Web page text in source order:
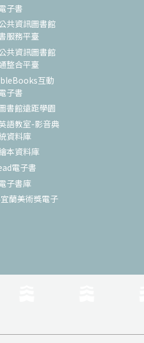
子書
共資訊圖書館
服務平臺
共資訊圖書館
整合平臺
互動
子書
書館遠距學園
語教室-影音典
資料庫
本資料庫
電子書
子書庫
蘭美術獎電子